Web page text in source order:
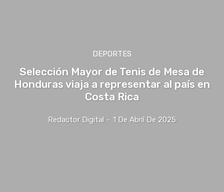
DEPORTES
Selección Mayor de Tenis de Mesa de
Honduras viaja a representar al país en
Costa Rica
Redactor Digital - 1 De Abril De 2025